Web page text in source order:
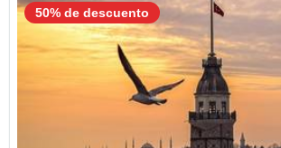
50% de descuento